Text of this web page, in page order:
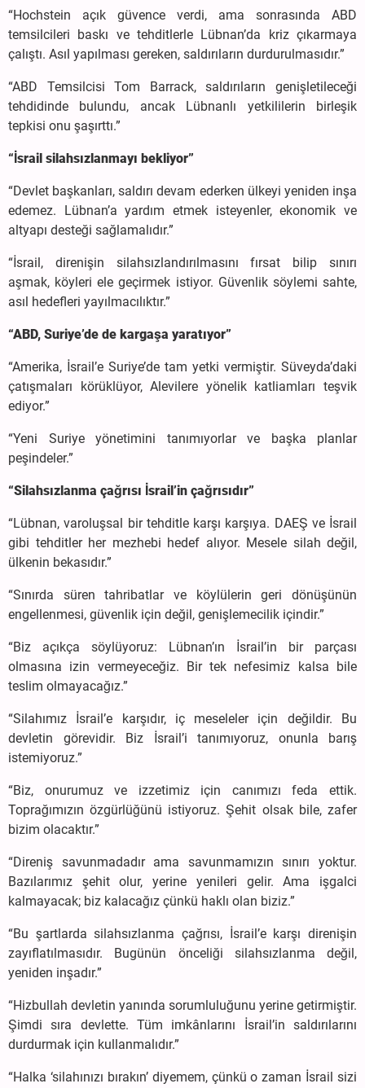
“Hochstein açık güvence verdi, ama sonrasında ABD
temsilcileri baskı ve tehditlerle Lübnan’da kriz çıkarmaya
çalıştı. Asıl yapılması gereken, saldırıların durdurulmasıdır.”
“ABD Temsilcisi Tom Barrack, saldırıların genişletileceği
tehdidinde bulundu, ancak Lübnanlı yetkililerin birleşik
tepkisi onu şaşırttı.”
“İsrail silahsızlanmayı bekliyor”
“Devlet başkanları, saldırı devam ederken ülkeyi yeniden inşa
edemez. Lübnan’a yardım etmek isteyenler, ekonomik ve
altyapı desteği sağlamalıdır.”
“İsrail, direnişin silahsızlandırılmasını fırsat bilip sınırı
aşmak, köyleri ele geçirmek istiyor. Güvenlik söylemi sahte,
asıl hedefleri yayılmacılıktır.”
“ABD, Suriye’de de kargaşa yaratıyor”
“Amerika, İsrail’e Suriye’de tam yetki vermiştir. Süveyda’daki
çatışmaları körüklüyor, Alevilere yönelik katliamları teşvik
ediyor.”
“Yeni Suriye yönetimini tanımıyorlar ve başka planlar
peşindeler.”
“Silahsızlanma çağrısı İsrail’in çağrısıdır”
“Lübnan, varoluşsal bir tehditle karşı karşıya. DAEŞ ve İsrail
gibi tehditler her mezhebi hedef alıyor. Mesele silah değil,
ülkenin bekasıdır.”
“Sınırda süren tahribatlar ve köylülerin geri dönüşünün
engellenmesi, güvenlik için değil, genişlemecilik içindir.”
“Biz açıkça söylüyoruz: Lübnan’ın İsrail’in bir parçası
olmasına izin vermeyeceğiz. Bir tek nefesimiz kalsa bile
teslim olmayacağız.”
“Silahımız İsrail’e karşıdır, iç meseleler için değildir. Bu
devletin görevidir. Biz İsrail’i tanımıyoruz, onunla barış
istemiyoruz.”
“Biz, onurumuz ve izzetimiz için canımızı feda ettik.
Toprağımızın özgürlüğünü istiyoruz. Şehit olsak bile, zafer
bizim olacaktır.”
“Direniş savunmadadır ama savunmamızın sınırı yoktur.
Bazılarımız şehit olur, yerine yenileri gelir. Ama işgalci
kalmayacak; biz kalacağız çünkü haklı olan biziz.”
“Bu şartlarda silahsızlanma çağrısı, İsrail’e karşı direnişin
zayıflatılmasıdır. Bugünün önceliği silahsızlanma değil,
yeniden inşadır.”
“Hizbullah devletin yanında sorumluluğunu yerine getirmiştir.
Şimdi sıra devlette. Tüm imkânlarını İsrail’in saldırılarını
durdurmak için kullanmalıdır.”
“Halka ‘silahınızı bırakın’ diyemem, çünkü o zaman İsrail sizi